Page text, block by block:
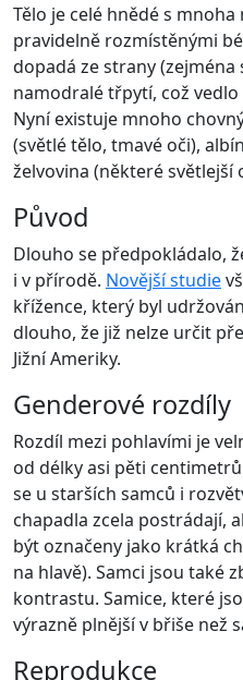
Tělo je celé hnědé s
pravidelně rozmístěnými
dopadá ze strany (zejména
namodralé třpytí, což
Nyní existuje mnoho
(světlé tělo, tmavé oči),
želvovina (některé světlejší
Původ
Dlouho se předpokládalo,
i v přírodě. Novější studie
křížence, který byl
dlouho, že již nelze určit
Jižní Ameriky.
Genderové rozdíly
Rozdíl mezi pohlavími je
od délky asi pěti
se u starších samců i
chapadla zcela postrádají,
být označeny jako krátká
na hlavě). Samci jsou také
kontrastu. Samice, které
výrazně plnější v břiše než
Reprodukce